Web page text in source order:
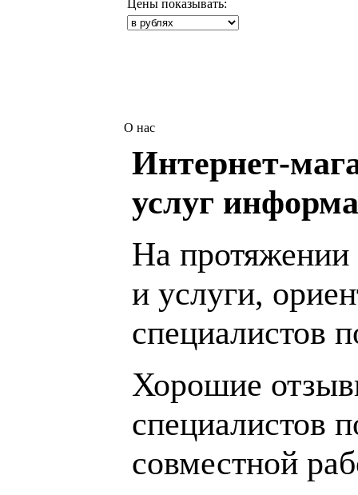
Цены показывать:
О нас
Интернет-
услуг
На протяжении
и услуги,
специалистов
Хорошие
специалистов
совместной